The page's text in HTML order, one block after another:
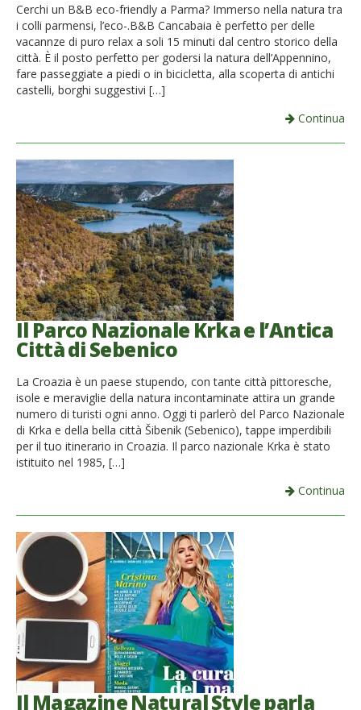
Cerchi un B&B eco-friendly a Parma? Immerso nella natura tra
i colli parmensi, l’eco-.B&B Cancabaia è perfetto per delle
vacannze di puro relax a soli 15 minuti dal centro storico della
città. È il posto perfetto per godersi la natura dell’Appennino,
fare passeggiate a piedi o in bicicletta, alla scoperta di antichi
castelli, borghi suggestivi […]
Continua
Il Parco Nazionale Krka e l’Antica
Città di Sebenico
La Croazia è un paese stupendo, con tante città pittoresche,
isole e meraviglie della natura incontaminate attira un grande
numero di turisti ogni anno. Oggi ti parlerò del Parco Nazionale
di Krka e della bella città Šibenik (Sebenico), tappe imperdibili
per il tuo itinerario in Croazia. Il parco nazionale Krka è stato
istituito nel 1985, […]
Continua
Il Magazine Natural Style parla